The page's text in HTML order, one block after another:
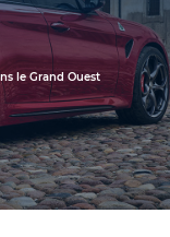
le Grand Ouest